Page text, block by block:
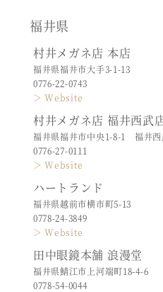
福井県
村井メガネ店 本店
福井県福井市大手3-1-13
0776-22-0743
＞ Website
村井メガネ店 福井西武
福井県福井市中央1-8-1 福井西
0776-27-0111
＞ Website
ハートランド
福井県越前市横市町5-13
0778-24-3849
＞ Website
田中眼鏡本舗 浪漫堂
福井県鯖江市上河端町18-4-6
0778-54-0044